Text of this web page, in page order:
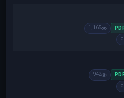
1,165
942